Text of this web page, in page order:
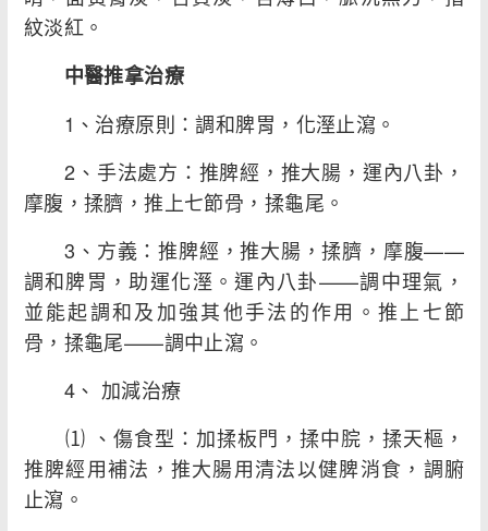
紋淡紅。
中醫推拿治療
1、治療原則：調和脾胃，化溼止瀉。
2、手法處方：推脾經，推大腸，運內八卦，
摩腹，揉臍，推上七節骨，揉龜尾。
3、方義：推脾經，推大腸，揉臍，摩腹——
調和脾胃，助運化溼。運內八卦——調中理氣，
並能起調和及加強其他手法的作用。推上七節
骨，揉龜尾——調中止瀉。
4、 加減治療
⑴ 、傷食型：加揉板門，揉中脘，揉天樞，
推脾經用補法，推大腸用清法以健脾消食，調腑
止瀉。